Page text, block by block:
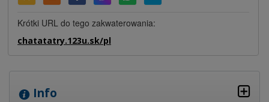
Krótki URL do tego zakwaterowania:
chatatatry.123u.sk/pl
Info